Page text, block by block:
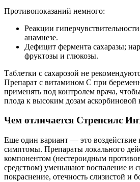
Противопоказаний немного:
Реакции
анамнезе.
Дефицит фермента сахаразы;
фруктозы и глюкозы.
Таблетки с сахарозой не
Препарат с витамином C при
применять под контролем врача,
плода к высоким дозам аскорбиновой
Чем отличается Стрепсилс
Еще один вариант — это воздействие
симптомы. Препараты локального
компонентом (нестероидным
средством) уменьшают воспаление и
покраснение, отечность слизистой и